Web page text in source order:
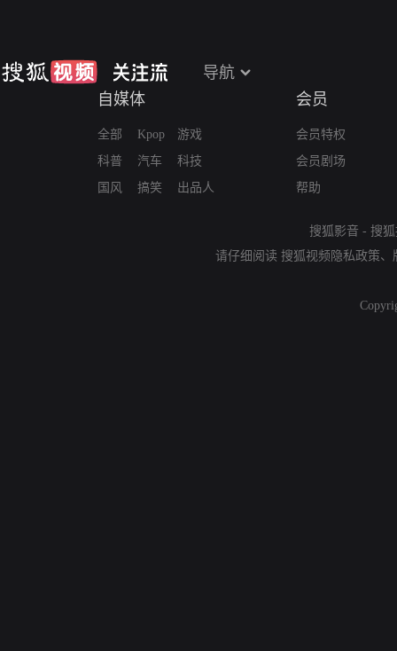
导航
自媒体
全部
科普
国风
Kpop
汽车
搞笑
游戏
科技
出品人
会员
会员特权
会员剧场
帮助
搜狐影音 - 搜
请仔细阅读 搜狐视频隐私政策、